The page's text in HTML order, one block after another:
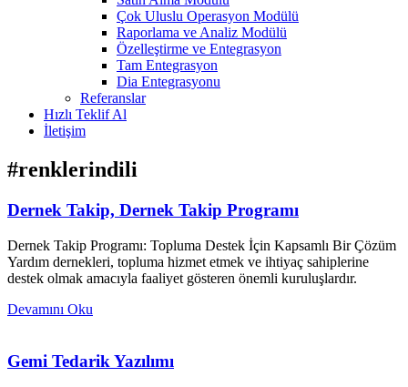
Çok Uluslu Operasyon Modülü
Raporlama ve Analiz Modülü
Özelleştirme ve Entegrasyon
Tam Entegrasyon
Dia Entegrasyonu
Referanslar
Hızlı Teklif Al
İletişim
#renklerindili
Dernek Takip, Dernek Takip Programı
Dernek Takip Programı: Topluma Destek İçin Kapsamlı Bir Çözüm
Yardım dernekleri, topluma hizmet etmek ve ihtiyaç sahiplerine
destek olmak amacıyla faaliyet gösteren önemli kuruluşlardır.
Devamını Oku
Gemi Tedarik Yazılımı